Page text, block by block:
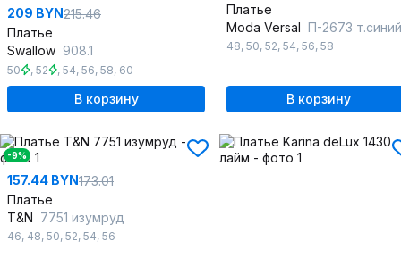
209 BYN215.46
Платье
Swallow 908.1
50 , 52 , 54, 56, 58, 60
В корзину
Платье
Moda Versal П-2673 т.синий
48, 50, 52, 54, 56, 58
В корзину
-9%
157.44 BYN173.01
Платье
T&N 7751 изумруд
46, 48, 50, 52, 54, 56